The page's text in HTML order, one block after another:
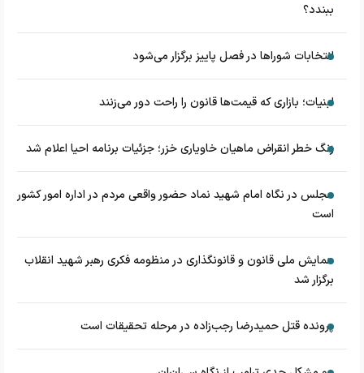
ببندد؟
انتخابات شوراها در فصل پاییز برگزار می‌شود
لبنیات؛ بازاری که قیمت‌ها قانون را راحت دور می‌زنند
زنگ خطر انقراض ماهیان خاویاری خزر؛ جزئیات برنامه احیا اعلام شد
مجلس در نگاه امام شهید نماد حضور واقعی مردم در اداره امور کشور
است
همایش ملی قانون و قانونگذاری در منظومه فکری رهبر شهید انقلاب
برگزار شد
پرونده قتل حمیدرضا رجب‌زاده در مرحله تحقیقات است